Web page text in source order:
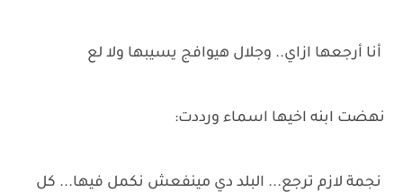
أنا أرجعها ازاي.. وجلال هيوافج يسيبها ولا لع
نهضت ابنه اخيها اسماء ورددت:
نجمة لازم ترجع... البلد دي مينفعش نكمل فيها... كل